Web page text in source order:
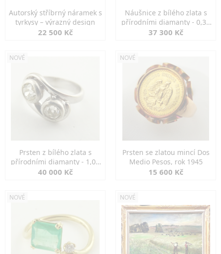
Autorský stříbrný náramek s
tyrkysy – výrazný design
22 500 Kč
Náušnice z bílého zlata s
přírodními diamanty - 0,30
ct
37 300 Kč
NOVÉ
Prsten z bílého zlata s
přírodními diamanty - 1,00
ct
40 000 Kč
NOVÉ
Prsten se zlatou mincí Dos
Medio Pesos, rok 1945
15 600 Kč
NOVÉ NOVÉ